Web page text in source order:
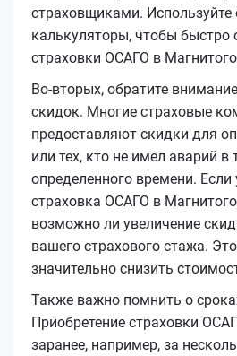
страховщиками. Используйте
калькуляторы, чтобы быстро
страховки ОСАГО в
Во-вторых, обратите
скидок. Многие страховые
предоставляют скидки для
или тех, кто не имел аварий в
определенного времени. Если
страховка ОСАГО в
возможно ли увеличение
вашего страхового стажа.
значительно снизить
Также важно помнить о
Приобретение страховки
заранее, например, за